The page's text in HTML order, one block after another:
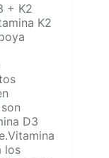
+ K2
K2
D3
los